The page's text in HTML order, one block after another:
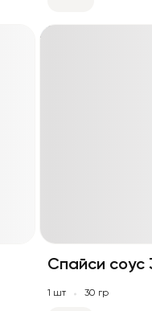
Спайси соус
1 шт 30 гр